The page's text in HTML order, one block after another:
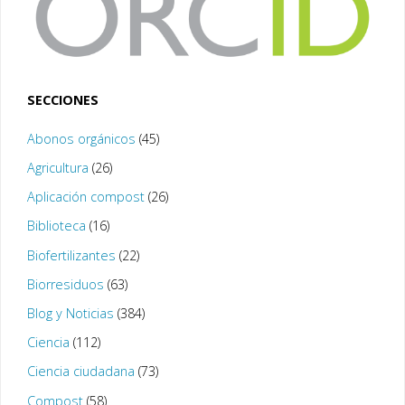
SECCIONES
Abonos orgánicos (45)
Agricultura (26)
Aplicación compost(26)
Biblioteca (16)
Biofertilizantes (22)
Biorresiduos (63)
Blog y Noticias (384)
Ciencia (112)
Ciencia ciudadana (73)
Compost(58)